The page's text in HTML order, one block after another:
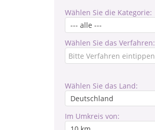
Wählen Sie die Kategorie:
Wählen Sie das Verfahren:
Wählen Sie das Land:
Im Umkreis von: